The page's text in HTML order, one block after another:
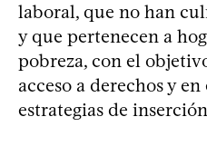
laboral, que no han
y que pertenecen a
pobreza, con el
acceso a derechos y
estrategias de